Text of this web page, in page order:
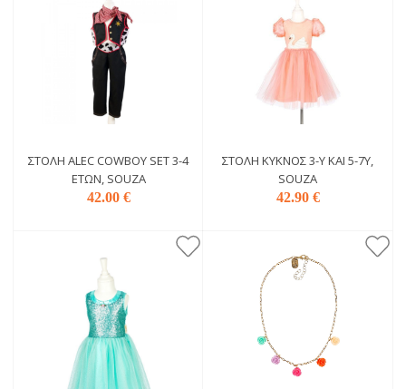
ΣΤΟΛΉ ALEC COWBOY SET 3-4
ΕΤΏΝ, SOUZA
42.00 €
ΣΤΟΛΉ ΚΎΚΝΟΣ 3-Y ΚΑΙ 5-7Y,
SOUZA
42.90 €